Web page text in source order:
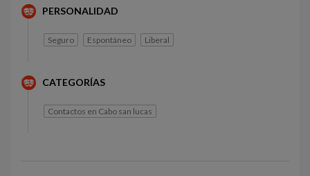
PERSONALIDAD
Seguro Espontáneo Liberal
CATEGORÍAS
Contactos en Cabo san lucas